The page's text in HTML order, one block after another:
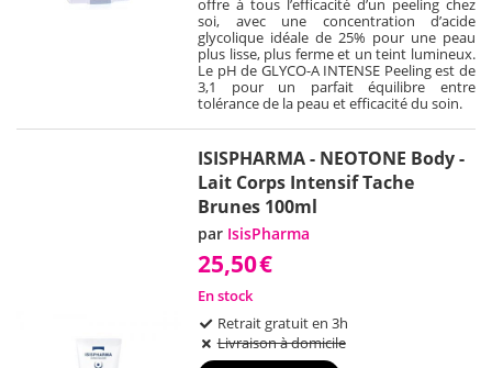
offre à tous l’efficacité d’un peeling chez
soi, avec une concentration d’acide
glycolique idéale de 25% pour une peau
plus lisse, plus ferme et un teint lumineux.
Le pH de GLYCO-A INTENSE Peeling est de
3,1 pour un parfait équilibre entre
tolérance de la peau et efficacité du soin.
ISISPHARMA - NEOTONE Body -
Lait Corps Intensif Tache
Brunes 100ml
par IsisPharma
25,50€
En stock
Retrait gratuit en 3h
Livraison à domicile